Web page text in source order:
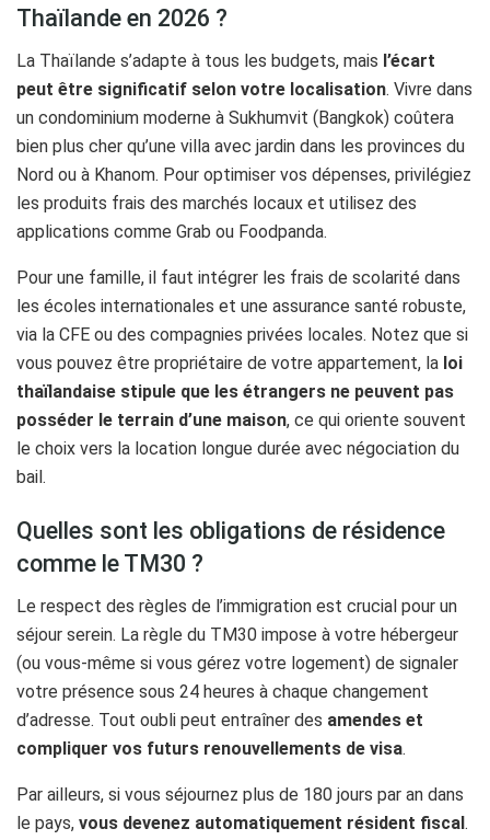
Thaïlande en 2026 ?
La Thaïlande s’adapte à tous les budgets, mais l’écart
peut être significatif selon votre localisation. Vivre dans
un condominium moderne à Sukhumvit (Bangkok) coûtera
bien plus cher qu’une villa avec jardin dans les provinces du
Nord ou à Khanom. Pour optimiser vos dépenses, privilégiez
les produits frais des marchés locaux et utilisez des
applications comme Grab ou Foodpanda.
Pour une famille, il faut intégrer les frais de scolarité dans
les écoles internationales et une assurance santé robuste,
via la CFE ou des compagnies privées locales. Notez que si
vous pouvez être propriétaire de votre appartement, la loi
thaïlandaise stipule que les étrangers ne peuvent pas
posséder le terrain d’une maison, ce qui oriente souvent
le choix vers la location longue durée avec négociation du
bail.
Quelles sont les obligations de résidence
comme le TM30 ?
Le respect des règles de l’immigration est crucial pour un
séjour serein. La règle du TM30 impose à votre hébergeur
(ou vous-même si vous gérez votre logement) de signaler
votre présence sous 24 heures à chaque changement
d’adresse. Tout oubli peut entraîner des amendes et
compliquer vos futurs renouvellements de visa.
Par ailleurs, si vous séjournez plus de 180 jours par an dans
le pays, vous devenez automatiquement résident fiscal.